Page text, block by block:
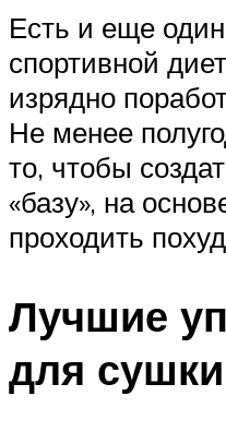
Есть и еще
спортивной
изрядно
Не менее
то, чтобы
«базу», на
проходить
Лучшие
для